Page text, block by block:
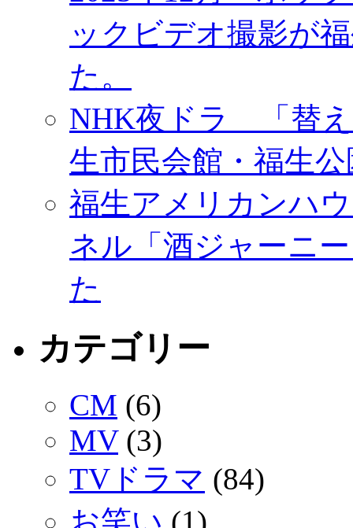
ックビデオ撮影が
た。
NHK夜ドラ 「替え
生市民会館・福生
福生アメリカンハ
ネル「酒ジャーニ
た
カテゴリー
CM (6)
MV(3)
TVドラマ (84)
お笑い (1)